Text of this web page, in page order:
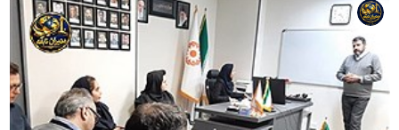
شبکه
خبری
مدیران
نابغه